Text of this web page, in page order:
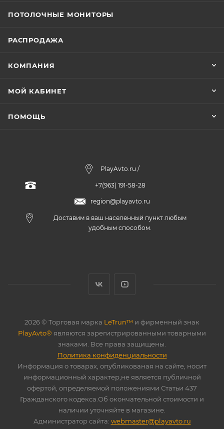
ПОТОЛОЧНЫЕ МОНИТОРЫ
РАСПРОДАЖА
КОМПАНИЯ
МОЙ КАБИНЕТ
ПОМОЩЬ
PlayAvto.ru /
+7(963) 191-58-28
region@playavto.ru
Доставим в ваш населенный пункт любым
удобным способом.
2026 © Торговая марка LeTrun™ и фирменный знак
PlayAvto® являются зарегистрированными товарными
знаками. Все права защищены.
Политика конфиденциальности
Информация о товарах, опубликованая на сайте, носит
информационный характер,не является публичной
офертой, определяемой положениями Статьи 437
Гражданского кодекса.Об окончательной стоимости и
наличии уточняйте в магазине.
Администратор сайта: webmaster@playavto.ru